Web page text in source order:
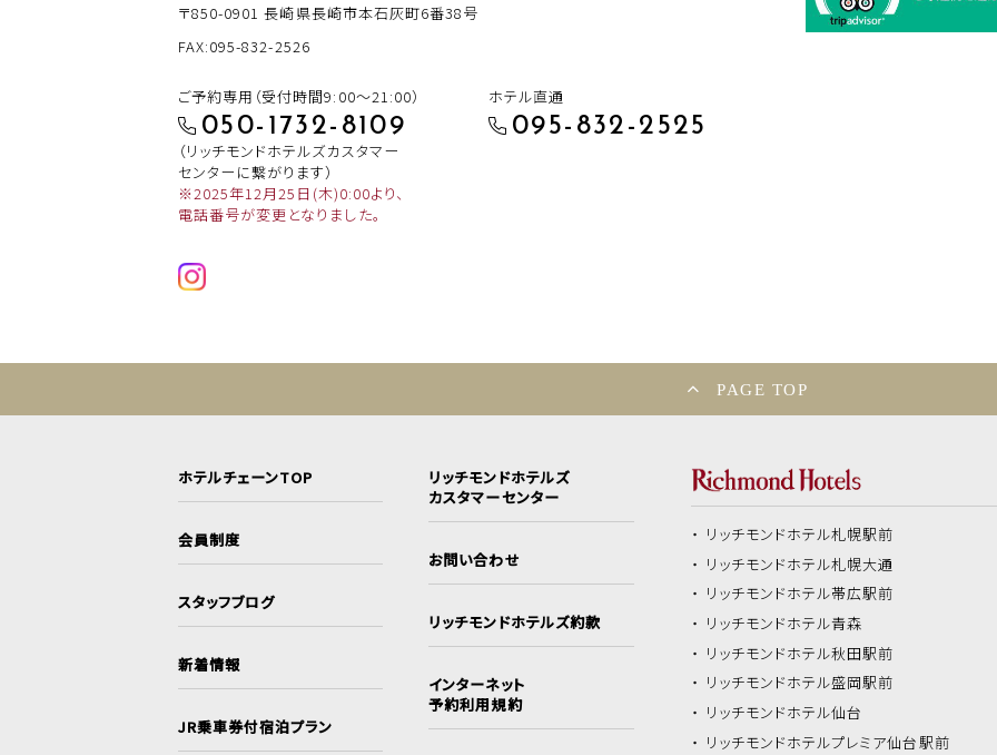
〒850-0901長崎県長崎市本石灰町6番38号
FAX:095-832-2526
ご予約専用（受付時間9:00～21:00）
050-1732-8109
（リッチモンドホテルズカスタマー
センターに繋がります）
※2025年12月25日(木)0:00より、
電話番号が変更となりました。
ホテル直通
095-832-2525
PAGE TOP
ホテルチェーンTOP
会員制度
スタッフブログ
新着情報
JR乗車券付宿泊プラン
リッチモンドホテルズ
カスタマーセンター
お問い合わせ
リッチモンドホテルズ約款
インターネット
予約利用規約
リッチモンドホテル札幌駅前
リッチモンドホテル札幌大通
リッチモンドホテル帯広駅前
リッチモンドホテル青森
リッチモンドホテル秋田駅前
リッチモンドホテル盛岡駅前
リッチモンドホテル仙台
リッチモンドホテルプレミア仙台駅前